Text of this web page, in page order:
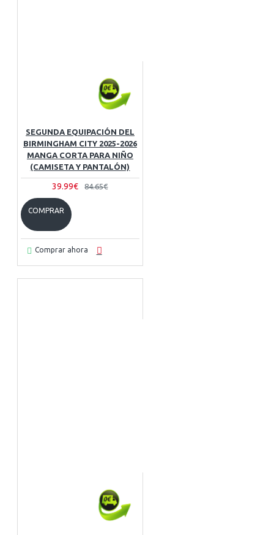
SEGUNDA EQUIPACIÓN DEL
BIRMINGHAM CITY 2025-2026
MANGA CORTA PARA NIÑO
(CAMISETA Y PANTALÓN)
39.99€ 84.65€
COMPRAR
Comprar ahora